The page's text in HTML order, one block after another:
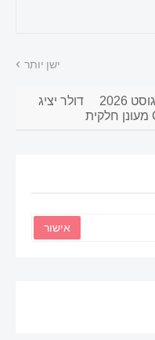
ישן יותר
דולר יציג